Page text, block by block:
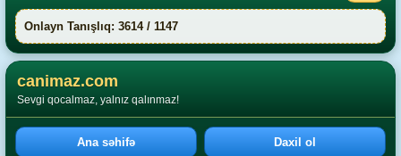
Onlayn Tanışlıq: 3614 / 1147
canimaz.com
Sevgi qocalmaz, yalnız qalınmaz!
Ana səhifə Daxil ol